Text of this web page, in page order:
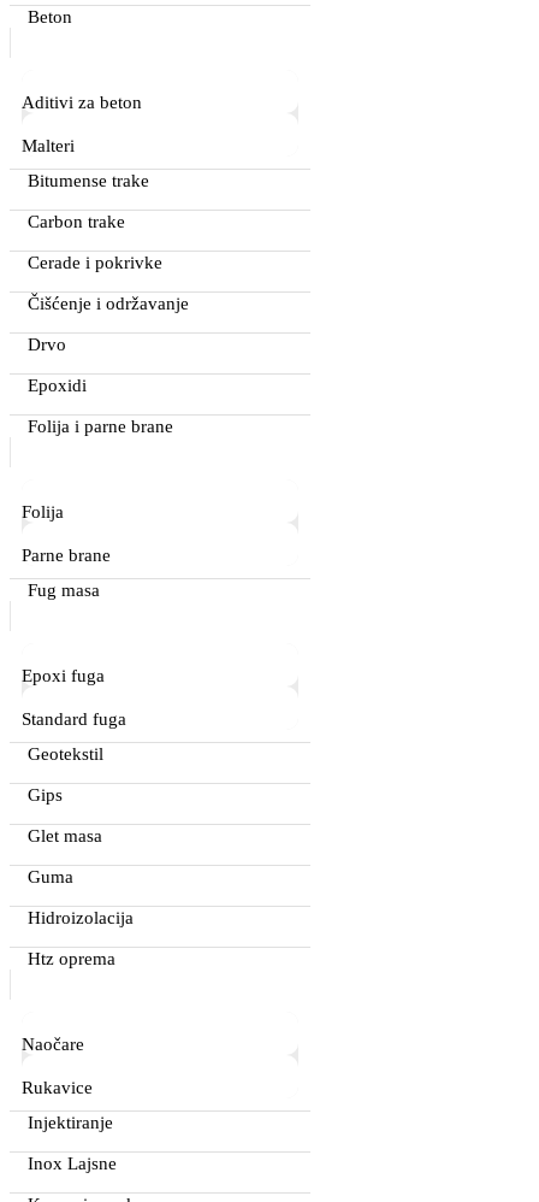
Beton
Aditivi za beton
Malteri
Bitumense trake
Carbon trake
Cerade i pokrivke
Čišćenje i održavanje
Drvo
Epoxidi
Folija i parne brane
Folija
Parne brane
Fug masa
Epoxi fuga
Standard fuga
Geotekstil
Gips
Glet masa
Guma
Hidroizolacija
Htz oprema
Naočare
Rukavice
Injektiranje
Inox Lajsne